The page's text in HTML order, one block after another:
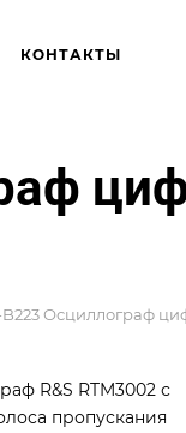
КОНТАКТЫ
B223 Осциллограф
R&S RTM3002 с
пропускания